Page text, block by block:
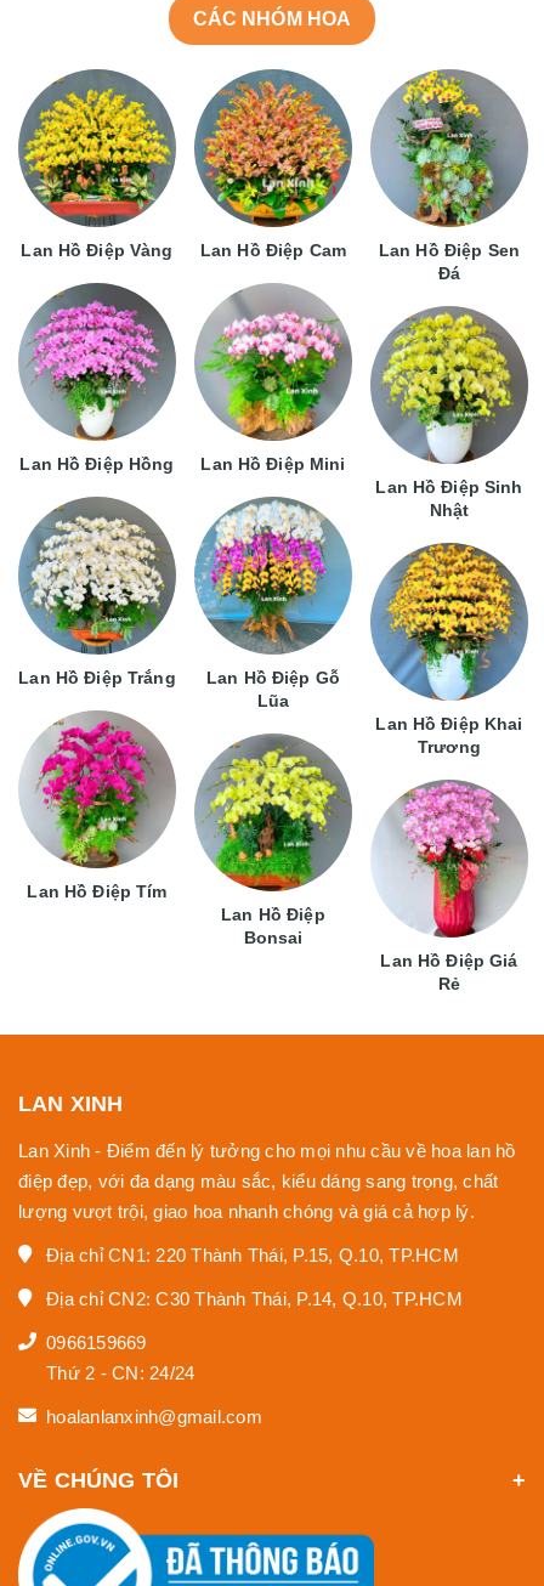
CÁC NHÓM HOA
Lan Hồ Điệp Vàng
Lan Hồ Điệp Hồng
Lan Hồ Điệp Trắng
Lan Hồ Điệp Tím
Lan Hồ Điệp Cam
Lan Hồ Điệp Mini
Lan Hồ Điệp Gỗ
Lũa
Lan Hồ Điệp
Bonsai
Lan Hồ Điệp Sen
Đá
Lan Hồ Điệp Sinh
Nhật
Lan Hồ Điệp Khai
Trương
Lan Hồ Điệp Giá
Rẻ
LAN XINH
Lan Xinh - Điểm đến lý tưởng cho mọi nhu cầu về hoa lan hồ
điệp đẹp, với đa dạng màu sắc, kiểu dáng sang trọng, chất
lượng vượt trội, giao hoa nhanh chóng và giá cả hợp lý.
Địa chỉ CN1: 220 Thành Thái, P.15, Q.10, TP.HCM
Địa chỉ CN2: C30 Thành Thái, P.14, Q.10, TP.HCM
0966159669
Thứ 2 - CN: 24/24
hoalanlanxinh@gmail.com
VỀ CHÚNG TÔI